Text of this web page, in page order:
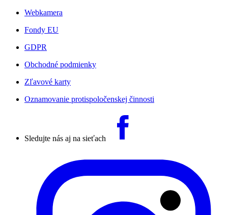
Webkamera
Fondy EU
GDPR
Obchodné podmienky
Zľavové karty
Oznamovanie protispoločenskej činnosti
Sledujte nás aj na sieťach